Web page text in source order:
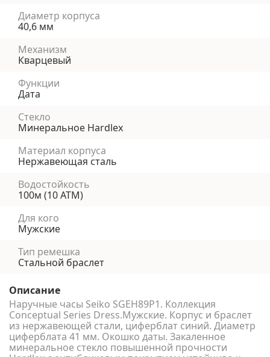
Диаметр корпуса
40,6 мм
Механизм
Кварцевый
Функции
Дата
Стекло
Минеральное Hardlex
Материал корпуса
Нержавеющая сталь
Водостойкость
100м (10 АТМ)
Для кого
Мужские
Тип ремешка
Стальной браслет
Описание
Наручные часы Seiko SGEH89P1. Коллекция
Conceptual Series Dress.Мужские. Корпус и браслет
из нержавеющей стали, циферблат синий. Диаметр
циферблата 41 мм. Окошко даты. Закаленное
минеральное стекло повышенной прочности